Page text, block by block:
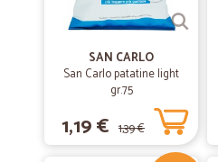
SAN CARLO
San Carlo patatine light
gr.75
1,19 € 1,39 €